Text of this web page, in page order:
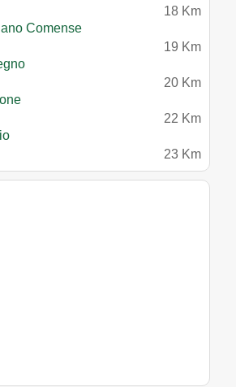
18 Km
Comense
19 Km
20 Km
22 Km
23 Km